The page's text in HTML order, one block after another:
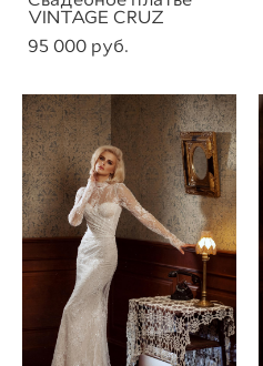
VINTAGE CRUZ
95 000 pуб.